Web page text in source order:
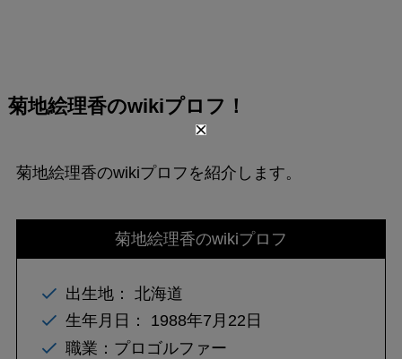
菊地絵理香のwikiプロフ！
菊地絵理香のwikiプロフを紹介します。
菊地絵理香のwikiプロフ
出生地： 北海道
生年月日： 1988年7月22日
職業：プロゴルファー